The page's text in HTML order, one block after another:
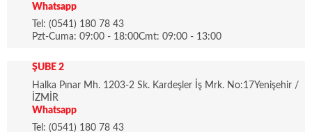
Whatsapp
Tel: (0541) 180 78 43
Pzt-Cuma: 09:00 - 18:00Cmt: 09:00 - 13:00
ŞUBE 2
Halka Pınar Mh. 1203-2 Sk. Kardeşler İş Mrk. No:17Yenişehir /
İZMİR
Whatsapp
Tel: (0541) 180 78 43